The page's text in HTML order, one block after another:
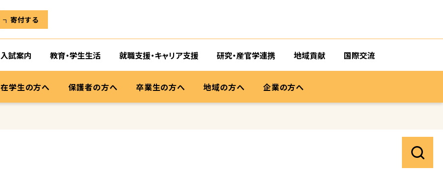
入試案内 教育・学生生活 就職支援・キャリア支援 研究・産官学連携 地域貢献 国際交流
在学生の方へ 保護者の方へ 卒業生の方へ 地域の方へ 企業の方へ
寄付する